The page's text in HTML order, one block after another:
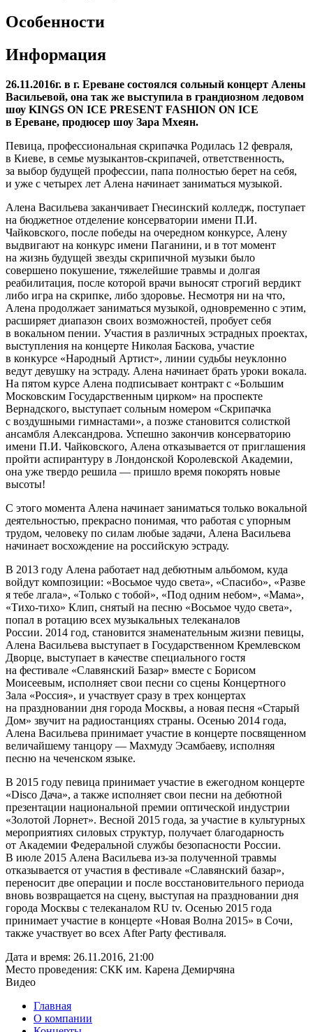
Особенности
Информация
26.11.2016г. в г. Ереване состоялся сольный концерт Алены
Васильевой, она так же выступила в грандиозном ледовом
шоу KINGS ON ICE PRESENT FASHION ON ICE
в Ереване, продюсер шоу Зара Мхеян.
Певица, профессиональная скрипачка Родилась 12 февраля,
в Киеве, в семье музыкантов-скрипачей, ответственность,
за выбор будущей профессии, папа полностью берет на себя,
и уже с четырех лет Алена начинает заниматься музыкой.
Алена Васильева заканчивает Гнесинский колледж, поступает
на бюджетное отделение консерватории имени П.И.
Чайковского, после победы на очередном конкурсе, Алену
выдвигают на конкурс имени Паганини, и в тот момент
на жизнь будущей звезды скрипичной музыки было
совершено покушение, тяжелейшие травмы и долгая
реабилитация, после которой врачи выносят строгий вердикт
либо игра на скрипке, либо здоровье. Несмотря ни на что,
Алена продолжает заниматься музыкой, одновременно с этим,
расширяет диапазон своих возможностей, пробует себя
в вокальном пении. Участия в различных эстрадных проектах,
выступления на концерте Николая Баскова, участие
в конкурсе «Народный Артист», линии судьбы неуклонно
ведут девушку на эстраду. Алена начинает брать уроки вокала.
На пятом курсе Алена подписывает контракт с «Большим
Московским Государственным цирком» на проспекте
Вернадского, выступает сольным номером «Скрипачка
с воздушными гимнастами», а позже становится солисткой
ансамбля Александрова. Успешно закончив консерваторию
имени П.И. Чайковского, Алена отказывается от приглашения
пройти аспирантуру в Лондонской Королевской Академии,
она уже твердо решила — пришло время покорять новые
высоты!
С этого момента Алена начинает заниматься только вокальной
деятельностью, прекрасно понимая, что работая с упорным
трудом, человеку по силам любые задачи, Алена Васильева
начинает восхождение на российскую эстраду.
В 2013 году Алена работает над дебютным альбомом, куда
войдут композиции: «Восьмое чудо света», «Спасибо», «Разве
я тебе лгала», «Только с тобой», «Под одним небом», «Мама»,
«Тихо-тихо» Клип, снятый на песню «Восьмое чудо света»,
попал в ротацию всех музыкальных телеканалов
России. 2014 год, становится знаменательным жизни певицы,
Алена Васильева выступает в Государственном Кремлевском
Дворце, выступает в качестве специального гостя
на фестивале «Славянский Базар» вместе с Борисом
Моисеевым, исполняет свои песни со сцены Концертного
Зала «Россия», и участвует сразу в трех концертах
на праздновании дня города Москвы, а новая песня «Старый
Дом» звучит на радиостанциях страны. Осенью 2014 года,
Алена Васильева принимает участие в концерте посвященном
величайшему танцору — Махмуду Эсамбаеву, исполняя
песню на чеченском языке.
В 2015 году певица принимает участие в ежегодном концерте
«Disco Дача», а также исполняет свои песни на дебютной
презентации национальной премии оптической индустрии
«Золотой Лорнет». Весной 2015 года, за участие в культурных
мероприятиях силовых структур, получает благодарность
от Академии Федеральной службы безопасности России.
В июле 2015 Алена Васильева из-за полученной травмы
отказывается от участия в фестивале «Славянский базар»,
переносит две операции и после восстановительного периода
вновь возвращается на сцену, выступая на праздновании дня
города Москвы с телеканалом RU tv. Осенью 2015 года
принимает участие в концерте «Новая Волна 2015» в Сочи,
также участвует во всех After Party фестиваля.
Дата и время: 26.11.2016, 21:00
Место проведения: СКК им. Карена Демирчяна
Видео
Главная
О компании